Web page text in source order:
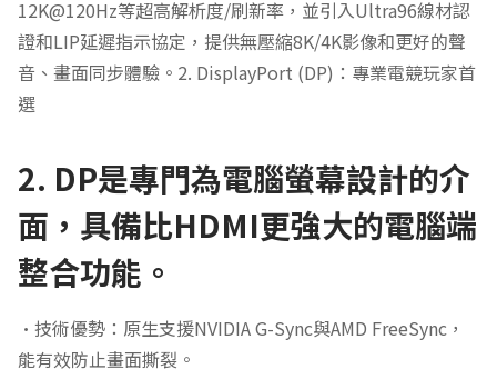
12K@120Hz等超高解析度/刷新率，並引入Ultra96線材認
證和LIP延遲指示協定，提供無壓縮8K/4K影像和更好的聲
音、畫面同步體驗。2. DisplayPort (DP)：專業電競玩家首
選
2. DP是專門為電腦螢幕設計的介
面，具備比HDMI更強大的電腦端
整合功能。
•技術優勢：原生支援NVIDIA G-Sync與AMD FreeSync，
能有效防止畫面撕裂。